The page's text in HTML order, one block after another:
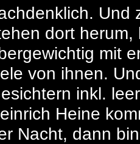
Und
dort
mit
von ihnen.
inkl.
Heine
Nacht, dann